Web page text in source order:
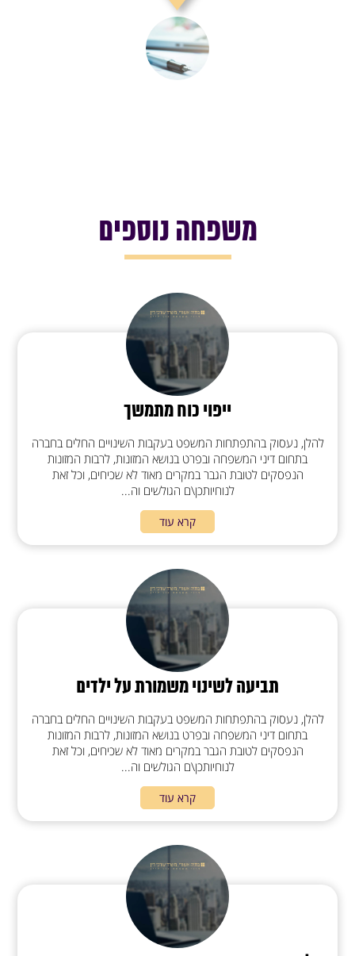
משפחה נוספים
ייפוי כוח מתמשך
להלן, נעסוק בהתפתחות המשפט בעקבות השינויים החלים בחברה
בתחום דיני המשפחה ובפרט בנושא המזונות, לרבות המזונות
הנפסקים לטובת הגבר במקרים מאוד לא שכיחים, וכל זאת
לנוחיותכן\ם הגולשים וה...
קרא עוד
תביעה לשינוי משמורת על ילדים
להלן, נעסוק בהתפתחות המשפט בעקבות השינויים החלים בחברה
בתחום דיני המשפחה ובפרט בנושא המזונות, לרבות המזונות
הנפסקים לטובת הגבר במקרים מאוד לא שכיחים, וכל זאת
לנוחיותכן\ם הגולשים וה...
קרא עוד